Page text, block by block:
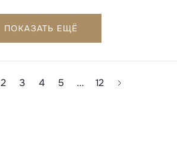
ПОКАЗАТЬ ЕЩЁ
2 3 4 5 ... 12